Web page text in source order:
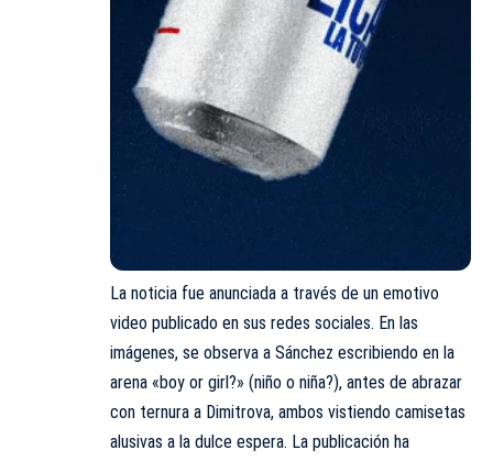
La noticia fue anunciada a través de un emotivo
video publicado en sus redes sociales. En las
imágenes, se observa a Sánchez escribiendo en la
arena «boy or girl?» (niño o niña?), antes de abrazar
con ternura a Dimitrova, ambos vistiendo camisetas
alusivas a la dulce espera. La publicación ha